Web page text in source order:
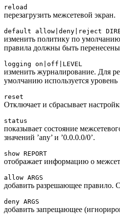
reload
перезагрузить межсетевой экран.
default allow|deny|reject
изменить политику по
правила должны быть
logging on|off|LEVEL
изменить журналирование. Для
умолчанию используется
reset
Отключает и сбрасывает
status
показывает состояние
значений ’any’ и ’0.0.0.0/0’.
show REPORT
отображает информацию о
allow ARGS
добавить разрешающее
deny ARGS
добавить запрещающее